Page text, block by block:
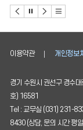
이용약관 개인정보
경기 수원시 권선구 경수
호) 16581
Tel : 교무실 (031) 231-
8430 (상담, 문의 시간